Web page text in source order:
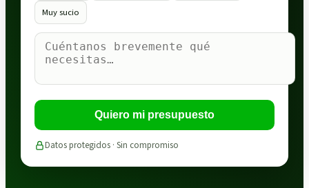
Muy sucio
Quiero mi presupuesto
Datos protegidos · Sin compromiso